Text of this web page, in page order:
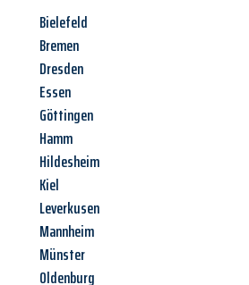
Bielefeld
Bremen
Dresden
Essen
Göttingen
Hamm
Hildesheim
Kiel
Leverkusen
Mannheim
Münster
Oldenburg